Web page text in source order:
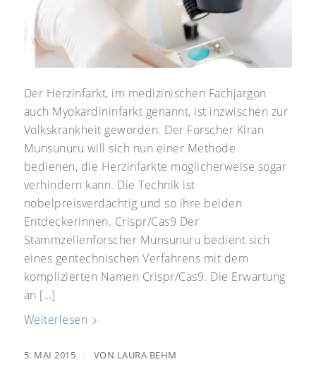
Der Herzinfarkt, im medizinischen Fachjargon
auch Myokardininfarkt genannt, ist inzwischen zur
Volkskrankheit geworden. Der Forscher Kiran
Munsunuru will sich nun einer Methode
bedienen, die Herzinfarkte möglicherweise sogar
verhindern kann. Die Technik ist
nobelpreisverdächtig und so ihre beiden
Entdeckerinnen. Crispr/Cas9 Der
Stammzellenforscher Munsunuru bedient sich
eines gentechnischen Verfahrens mit dem
komplizierten Namen Crispr/Cas9. Die Erwartung
an […]
Weiterlesen
5. MAI 2015 / VON LAURA BEHM